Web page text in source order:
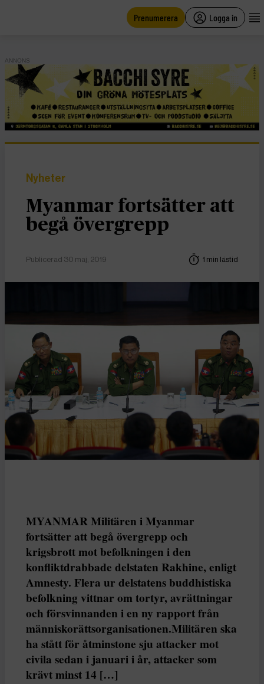
Prenumerera Logga in
ANNONS
Nyheter
Myanmar fortsätter att
begå övergrepp
Publicerad 30 maj, 2019 1 min lästid
MYANMAR Militären i Myanmar
fortsätter att begå övergrepp och
krigsbrott mot befolkningen i den
konfliktdrabbade delstaten Rakhine, enligt
Amnesty. Flera ur delstatens buddhistiska
befolkning vittnar om tortyr, avrättningar
och försvinnanden i en ny rapport från
människorättsorganisationen.Militären ska
ha stått för åtminstone sju attacker mot
civila sedan i januari i år, attacker som
krävt minst 14 […]